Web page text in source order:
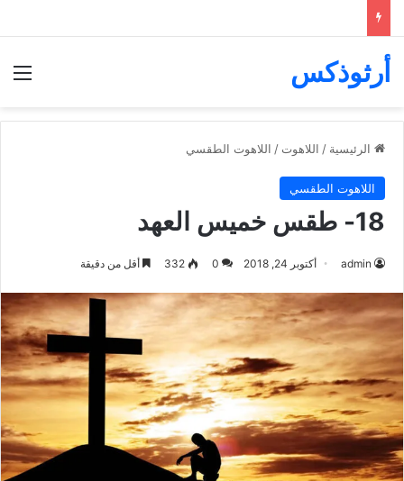
أرثوذكس
الرئيسية / اللاهوت / اللاهوت الطقسي
اللاهوت الطقسي
18- طقس خميس العهد
admin أكتوبر 24, 2018 0
332 أقل من دقيقة